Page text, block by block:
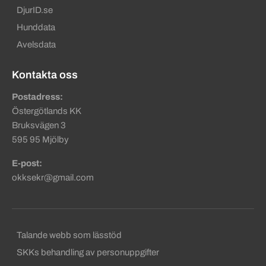
DjurID.se
Hunddata
Avelsdata
Kontakta oss
Postadress:
Östergötlands KK
Bruksvägen 3
595 95 Mjölby
E-post:
okksekr@gmail.com
Sekundära sidfotslänkar
Talande webb som lässtöd
SKKs behandling av personuppgifter